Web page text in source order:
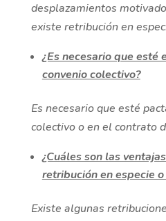
desplazamientos
existe retribución en
¿Es necesario que esté
convenio colectivo?
Es necesario que esté
colectivo o en el contrato
¿Cuáles son las
retribución en especie
Existe algunas